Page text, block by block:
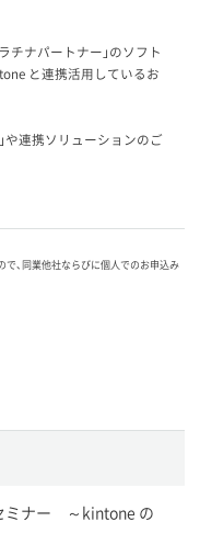
チナパートナー」のソフト
と連携活用しているお
や連携ソリューションのご
、同業他社ならびに個人でのお申込み
ミナー ～kintone の